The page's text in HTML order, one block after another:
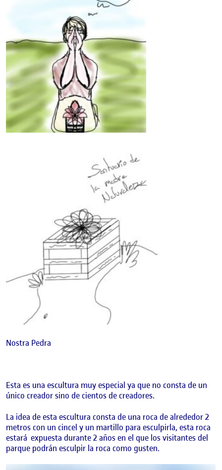
Nostra Pedra
Esta es una escultura muy especial ya que no consta de un
único creador sino de cientos de creadores.
La idea de esta escultura consta de una roca de alrededor 2
metros con un cincel y un martillo para esculpirla, esta roca
estará expuesta durante 2 años en el que los visitantes del
parque podrán esculpir la roca como gusten.